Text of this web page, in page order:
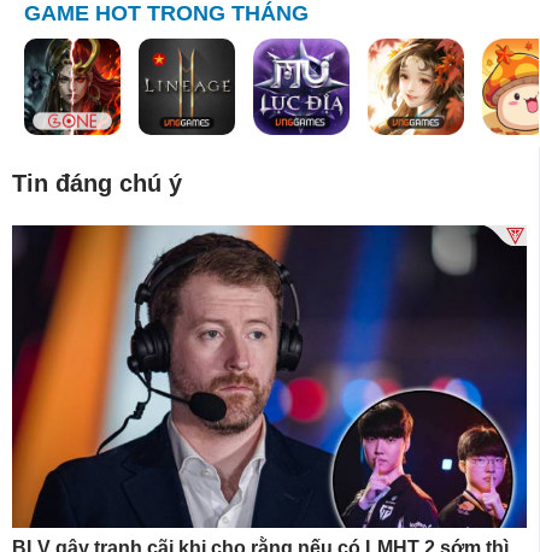
GAME HOT TRONG THÁNG
Tin đáng chú ý
BLV gây tranh cãi khi cho rằng nếu có LMHT 2 sớm thì